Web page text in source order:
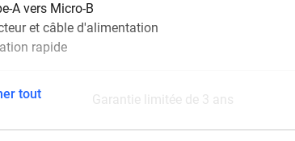
A vers Micro-B
et câble d'alimentation
rapide
Garantie limitée de 3 ans
tout